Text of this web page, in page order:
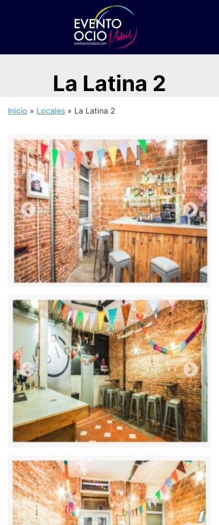
La Latina 2
Inicio » Locales » La Latina 2